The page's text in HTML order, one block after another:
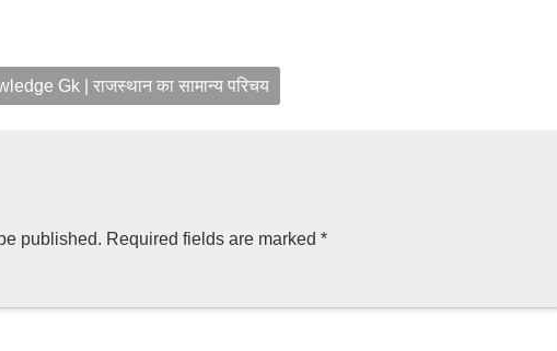
Gk | राजस्थान का सामान्य परिचय
published. Required fields are marked *